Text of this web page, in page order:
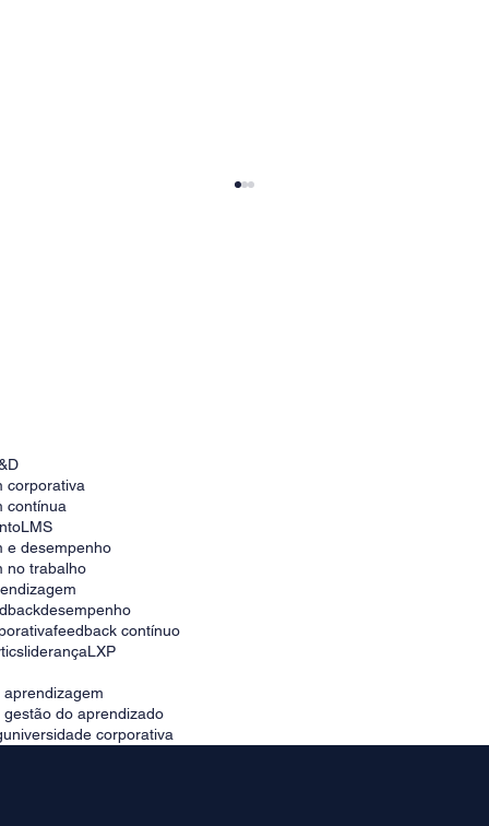
Acelerada
corporativa
contínua
LMS
e desempenho
no trabalho
desempenho
feedback contínuo
liderançaLXP
do aprendizado
universidade corporativa